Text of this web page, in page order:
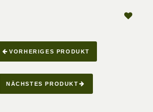
VORHERIGES PRODUKT
NÄCHSTES PRODUKT